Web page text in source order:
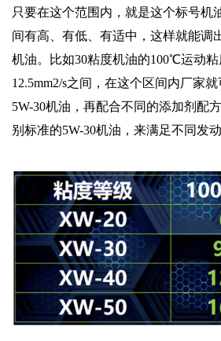
只要在这个范围内，就是这个标号机
间有高、有低、有适中，这样就能调
机油。比如30粘度机油的100℃运动粘
12.5mm2/s之间，在这个区间内厂家
5W-30机油，再配合不同的添加剂配
别标准的5W-30机油，来满足不同发